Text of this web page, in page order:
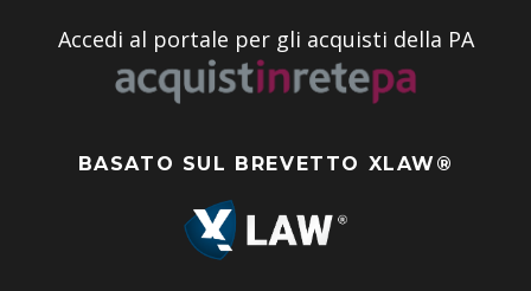
Accedi al portale per gli acquisti della PA
BASATO SUL BREVETTO XLAW®